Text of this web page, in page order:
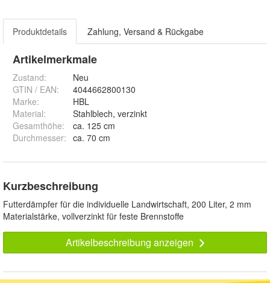
Produktdetails Zahlung, Versand & Rückgabe
Artikelmerkmale
Zustand:
Neu
GTIN / EAN:
4044662800130
Marke:
HBL
Material:
Stahlblech, verzinkt
Gesamthöhe:
ca. 125 cm
Durchmesser: ca. 70 cm
Kurzbeschreibung
Futterdämpfer für die individuelle Landwirtschaft, 200 Liter, 2 mm
Materialstärke, vollverzinkt für feste Brennstoffe
Artikelbeschreibung anzeigen